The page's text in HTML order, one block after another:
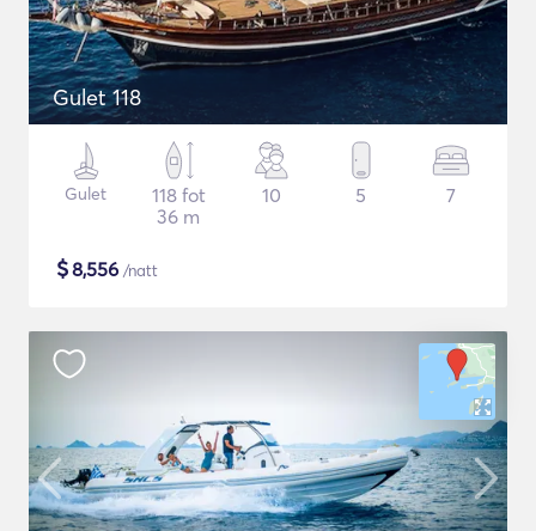
Gulet 118
Gulet
118 fot
36 m
10 5 7
$8,556 /natt